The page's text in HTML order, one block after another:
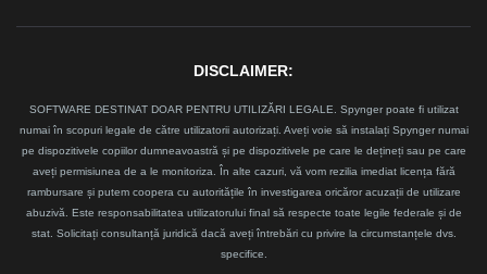
DISCLAIMER:
SOFTWARE DESTINAT DOAR PENTRU UTILIZĂRI LEGALE. Spynger poate fi utilizat
numai în scopuri legale de către utilizatorii autorizați. Aveți voie să instalați Spynger numai
pe dispozitivele copiilor dumneavoastră și pe dispozitivele pe care le dețineți sau pe care
aveți permisiunea de a le monitoriza. În alte cazuri, vă vom rezilia imediat licența fără
rambursare și putem coopera cu autoritățile în investigarea oricăror acuzații de utilizare
abuzivă. Este responsabilitatea utilizatorului final să respecte toate legile federale și de
stat. Solicitați consultanță juridică dacă aveți întrebări cu privire la circumstanțele dvs.
specifice.